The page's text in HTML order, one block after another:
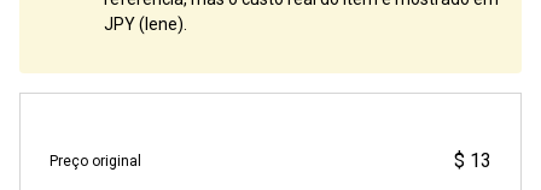
JPY (Iene).
Preço original $ 13